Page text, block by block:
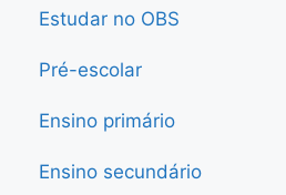
Estudar no OBS
Pré-escolar
Ensino primário
Ensino secundário